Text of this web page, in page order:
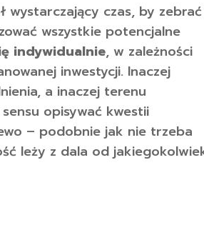
wystarczający czas, by zebrać
wszystkie potencjalne
indywidualnie, w zależności
inwestycji. Inaczej
a inaczej terenu
opisywać kwestii
– podobnie jak nie trzeba
leży z dala od